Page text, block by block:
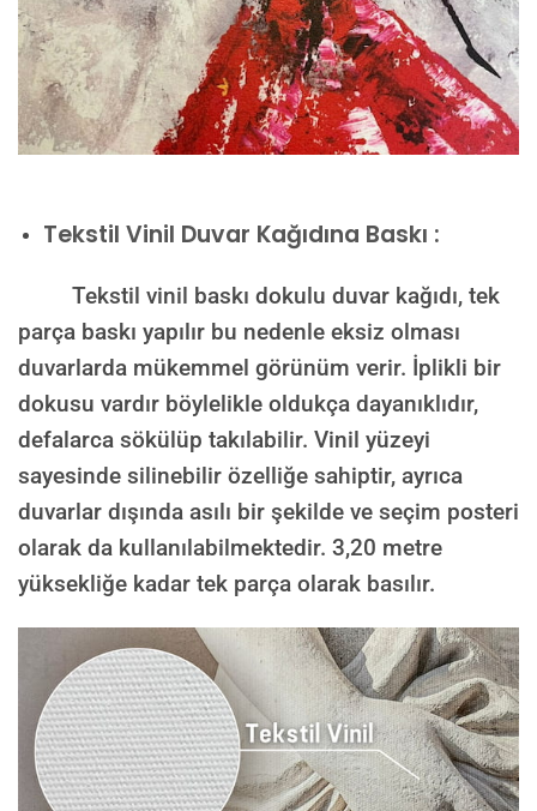
Tekstil Vinil Duvar Kağıdına Baskı :
Tekstil vinil baskı dokulu duvar kağıdı, tek
parça baskı yapılır bu nedenle eksiz olması
duvarlarda mükemmel görünüm verir. İplikli bir
dokusu vardır böylelikle oldukça dayanıklıdır,
defalarca sökülüp takılabilir. Vinil yüzeyi
sayesinde silinebilir özelliğe sahiptir, ayrıca
duvarlar dışında asılı bir şekilde ve seçim posteri
olarak da kullanılabilmektedir. 3,20 metre
yüksekliğe kadar tek parça olarak basılır.